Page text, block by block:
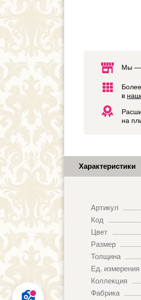
Мы —
в
на
Характеристики
Артикул
Код
Цвет
Размер
Толщина
Ед. измерения
Коллекция
Фабрика